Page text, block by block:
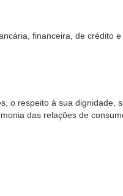
financeira, de crédito
o respeito à sua dignidade,
das relações de